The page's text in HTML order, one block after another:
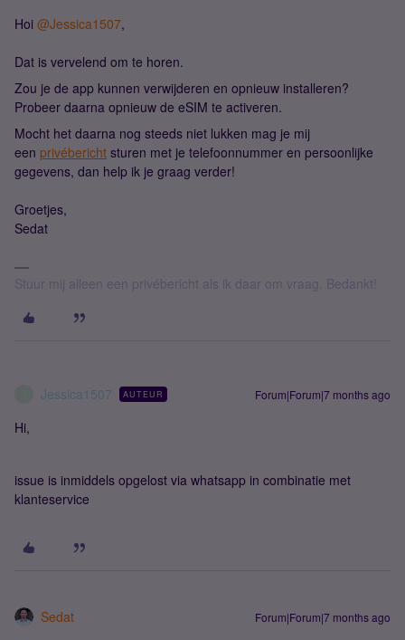
Hoi ​ @Jessica1507,
Dat is vervelend om te horen.
Zou je de app kunnen verwijderen en opnieuw installeren?
Probeer daarna opnieuw de eSIM te activeren.
Mocht het daarna nog steeds niet lukken mag je mij
een privébericht sturen met je telefoonnummer en persoonlijke
gegevens, dan help ik je graag verder!
Groetjes,
Sedat
Stuur mij alleen een privébericht als ik daar om vraag. Bedankt!
Jessica1507 AUTEUR Forum|Forum|7 months ago
Hi,
issue is inmiddels opgelost via whatsapp in combinatie met
klanteservice
Sedat Forum|Forum|7 months ago